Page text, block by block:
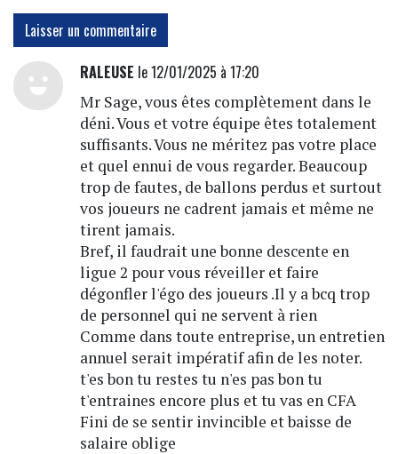
Laisser un commentaire
RALEUSE le 12/01/2025 à 17:20
Mr Sage, vous êtes complètement dans le
déni. Vous et votre équipe êtes totalement
suffisants. Vous ne méritez pas votre place
et quel ennui de vous regarder. Beaucoup
trop de fautes, de ballons perdus et surtout
vos joueurs ne cadrent jamais et même ne
tirent jamais.
Bref, il faudrait une bonne descente en
ligue 2 pour vous réveiller et faire
dégonfler l'égo des joueurs .Il y a bcq trop
de personnel qui ne servent à rien
Comme dans toute entreprise, un entretien
annuel serait impératif afin de les noter.
t'es bon tu restes tu n'es pas bon tu
t'entraines encore plus et tu vas en CFA
Fini de se sentir invincible et baisse de
salaire oblige